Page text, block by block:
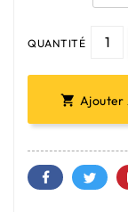
QUANTITÉ
 Ajouter